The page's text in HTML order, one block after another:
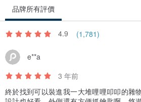
-------------
【商品售後服務&退換貨說明 】◎詳細退換
◎商品寄出，若尺寸無誤和無暇疵皆不能退
品牌所有評價
4.9 (1,781)
e**a
3 年前
終於找到可以裝進我一大堆哩哩叩叩的雜